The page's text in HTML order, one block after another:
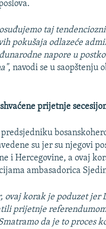
taj
pokušaja odlazeće
napore u
, navodi se u saopštenju
prijetnje
su jer su njegovi
i Hercegovine, a ovaj
ambasadorica
ovaj korak je poduzet
prijetnje
da je to proces